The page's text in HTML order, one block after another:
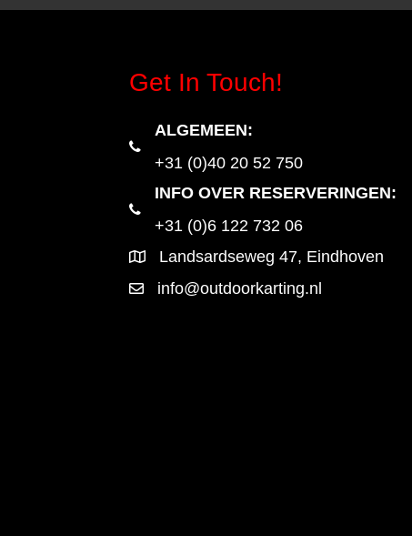
Get In Touch!
ALGEMEEN:
+31 (0)40 20 52 750
INFO OVER RESERVERINGEN:
+31 (0)6 122 732 06
Landsardseweg 47, Eindhoven
info@outdoorkarting.nl